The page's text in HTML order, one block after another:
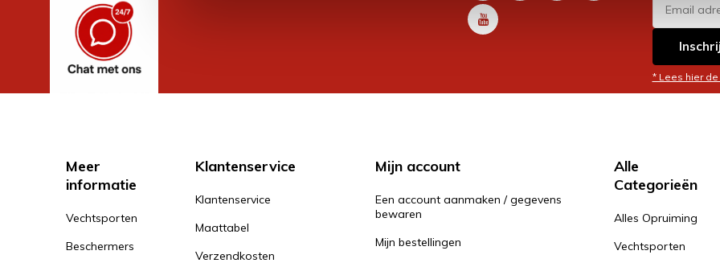
* Lees hier
Meer
informatie
Vechtsporten
Beschermers
Klantenservice
Klantenservice
Maattabel
Verzendkosten
Mijn account
Een account aanmaken / gegevens
bewaren
Mijn bestellingen
Alle
Categorieën
Alles Opruiming
Vechtsporten